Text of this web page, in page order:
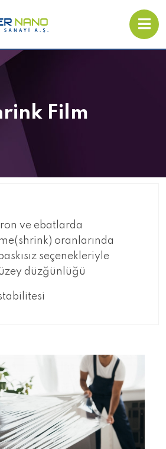
Film
ve ebatlarda
oranlarında
seçenekleriyle
düzğünlüğü